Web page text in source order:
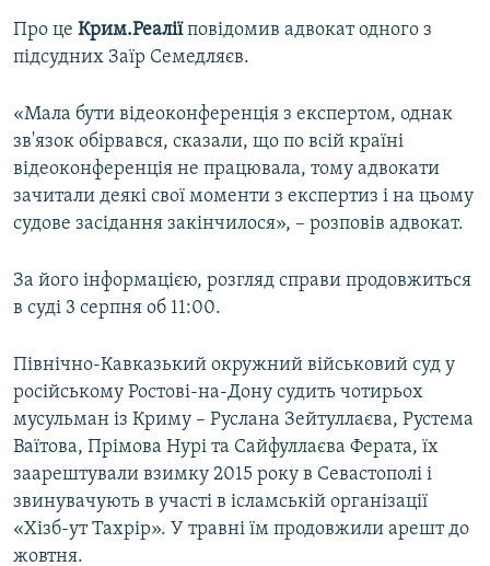
УКРАЇНСЬКА ПРОБЛЕМА КРИМУ
Qırımtatar
Усі сайти RFE/RL
Про це Крим.Реаліїповідомив адвокат одного з
підсудних Заїр Семедляєв.
«Мала бути відеоконференція з експертом, однак
зв'язок обірвався, сказали, що по всій країні
відеоконференція не працювала, тому адвокати
зачитали деякі свої моменти з експертиз і на цьому
судове засідання закінчилося», – розповів адвокат.
За його інформацією, розгляд справи продовжиться
в суді 3 серпня об 11:00.
Північно-Кавказький окружний військовий суд у
російському Ростові-на-Дону судить чотирьох
мусульман із Криму – Руслана Зейтуллаєва, Рустема
Ваїтова, Прімова Нурі та Сайфуллаєва Ферата, їх
заарештували взимку 2015 року в Севастополі і
звинувачують в участі в ісламській організації
«Хізб-ут Тахрір». У травні їм продовжили арешт до
жовтня.